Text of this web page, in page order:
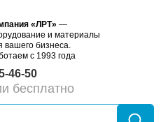
«ЛРТ» —
и материалы
вашего бизнеса.
с 1993 года
46-50
бесплатно